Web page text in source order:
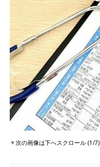
▼次の画像は下へスクロール (1/7)